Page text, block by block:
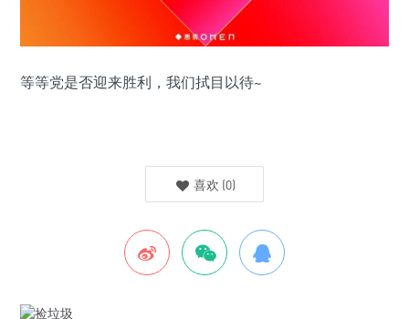
等等党是否迎来胜利，我们拭目以待~
喜欢 (0)